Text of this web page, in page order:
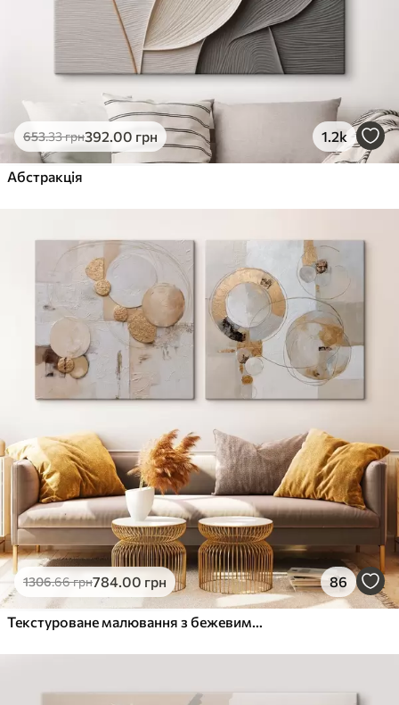
653.33грн392.00 грн 1.2k
Абстракція
1306.66грн784.00 грн 86
Текстуроване малювання з бежевими та білими формами